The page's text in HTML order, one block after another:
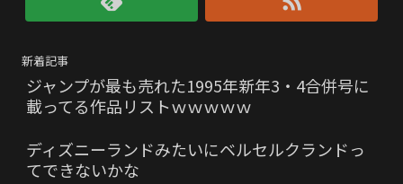
新着記事
ジャンプが最も売れた1995年新年3・4合併号に
載ってる作品リストｗｗｗｗｗ
ディズニーランドみたいにベルセルクランドっ
てできないかな